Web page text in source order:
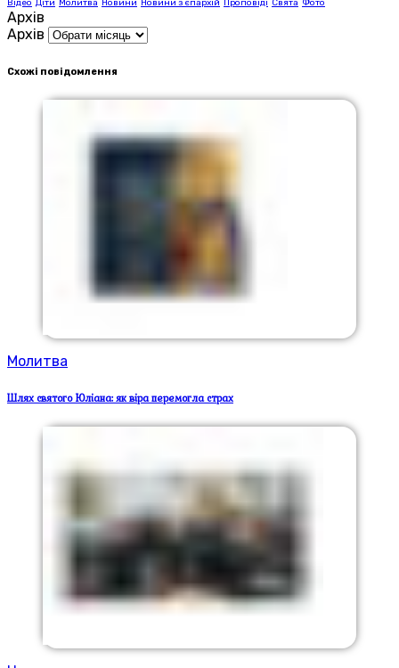
Відео Діти Молитва Новини Новини з єпархій Проповіді Свята Фото
Архів
Архів
Схожі повідомлення
Молитва
Шлях святого Юліана: як віра перемогла страх